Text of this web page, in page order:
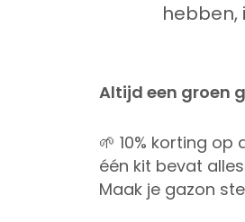
hebben,
Altijd een groen
🌱 10% korting
één kit bevat
Maak je gazon